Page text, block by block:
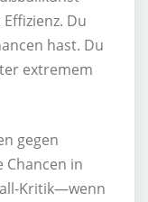
Du
hast. Du
extremem
gegen
Chancen in
Kritik—wenn